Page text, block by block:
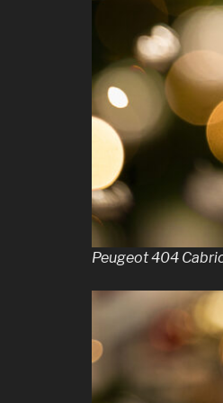
Peugeot 404